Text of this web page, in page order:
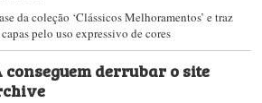
da coleção ‘Clássicos Melhoramentos’ e traz
pelo uso expressivo de cores
conseguem derrubar o site